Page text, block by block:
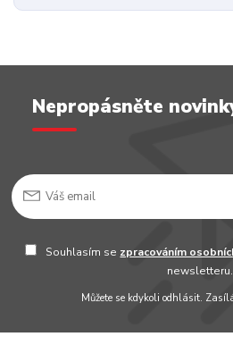
Nepropásněte
Souhlasím se zpracováním
newsletteru.
Můžete se kdykoli odhlásit.